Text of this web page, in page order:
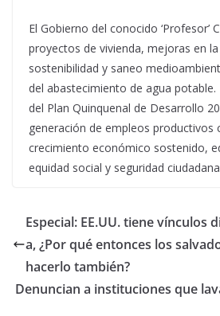
El Gobierno del conocido ‘Profesor’
proyectos de vivienda, mejoras en
sostenibilidad y saneo
del abastecimiento de agua potable.
del Plan Quinquenal de Desarrollo
generación de empleos productivos
crecimiento económico sostenido,
equidad social y seguridad
Especial: EE.UU. tiene vínculos
a, ¿Por qué entonces los
hacerlo también?
Denuncian a instituciones que